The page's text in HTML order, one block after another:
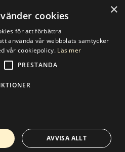
Kosta 2023
Information & Reservation System.
×
cookies
för att förbättra
använda vår webbplats samtycker
vår cookiepolicy. Läs mer
PRESTANDA
AVVISA ALLT